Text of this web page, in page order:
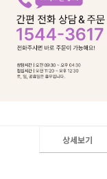
상세보기